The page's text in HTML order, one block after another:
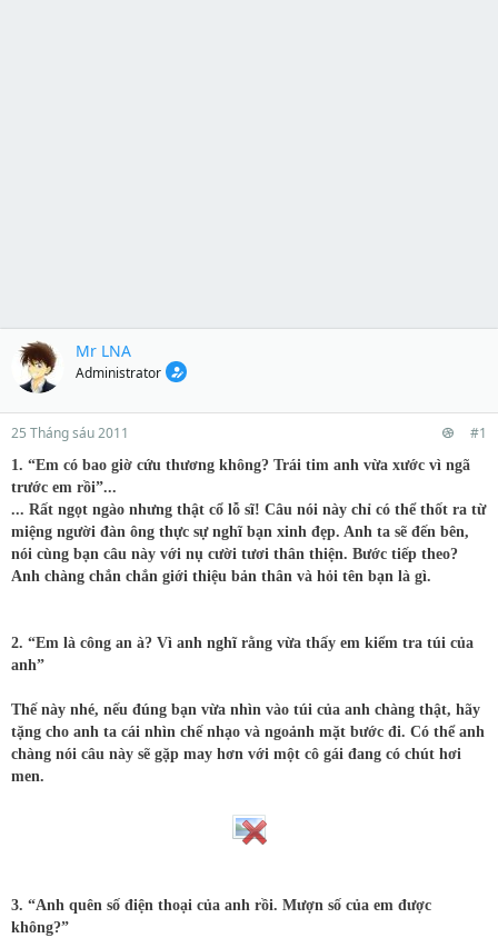
Mr LNA
Administrator
25 Tháng sáu 2011 #1
1. “Em có bao giờ cứu thương không? Trái tim anh vừa xước vì ngã
trước em rồi”...
... Rất ngọt ngào nhưng thật cổ lỗ sĩ! Câu nói này chỉ có thể thốt ra từ
miệng người đàn ông thực sự nghĩ bạn xinh đẹp. Anh ta sẽ đến bên,
nói cùng bạn câu này với nụ cười tươi thân thiện. Bước tiếp theo?
Anh chàng chắn chắn giới thiệu bản thân và hỏi tên bạn là gì.
2. “Em là công an à? Vì anh nghĩ rằng vừa thấy em kiểm tra túi của
anh”
Thế này nhé, nếu đúng bạn vừa nhìn vào túi của anh chàng thật, hãy
tặng cho anh ta cái nhìn chế nhạo và ngoảnh mặt bước đi. Có thể anh
chàng nói câu này sẽ gặp may hơn với một cô gái đang có chút hơi
men.
3. “Anh quên số điện thoại của anh rồi. Mượn số của em được
không?”